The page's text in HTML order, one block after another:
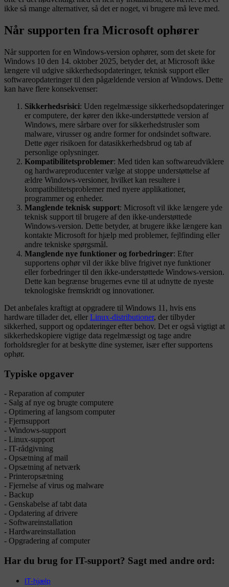
ikke så mange alternativer, så det er noget, vi brugere må leve med.
Når supporten fra Microsoft ophører
Når supporten for en Windows-version ophører, som det skete for
Windows 10 den 14. oktober 2025, betyder det, at Microsoft ikke
længere vil udgive sikkerhedsopdateringer, teknisk support eller
softwareopdateringer til den pågældende version af Windows. Dette
kan have flere konsekvenser:
Sikkerhedsrisici: Uden regelmæssige sikkerhedsopdateringer
er computere, der kører den ikke-understøttede version af
Windows, mere sårbare over for sikkerhedstrusler som
malware, virusser og andre former for ondsindet software.
Dette øger risikoen for datasikkerhedsbrud og tab af
personlige oplysninger.
Kompatibilitetsproblemer: Med tiden kan softwareudviklere
og hardwareproducenter vælge at stoppe understøttelse af
ældre Windows-versioner, hvilket kan resultere i
kompatibilitetsproblemer med nyere applikationer,
programmer og enheder.
Manglende teknisk support: Microsoft vil ikke længere yde
teknisk support til brugere af den ikke-understøttede
Windows-version. Dette betyder, at brugere ikke længere kan
kontakte Microsoft for hjælp med problemer, fejlfinding eller
andre tekniske spørgsmål.
Manglende nye funktioner og forbedringer: Efter
supportens ophør vil der ikke blive frigivet nye funktioner
eller forbedringer til den ikke-understøttede Windows-version.
Dette kan begrænse brugernes evne til at udnytte de nyeste
teknologiske fremskridt og innovationer.
Det anbefales kraftigt at opgradere til Windows 11, hvis ens
hardware tillader det, eller Linux-distributioner, der tilbyder
sikkerhed, support og opdateringer efter behov. Det er også vigtigt at
sikkerhedskopiere vigtige data regelmæssigt og tage andre
forholdsregler for at beskytte dine systemer, især efter supportens
ophør.
Typiske opgaver
- Reparation af computer
- Salg af nye og brugte computere
- Optimering af langsom computer
- Fjernsupport
- Windows-support
- Linux-support
- IT-rådgivning
- Opsætning af mail
- Opsætning af netværk
- Printeropsætning
- Fjernelse af virus og malware
- Backup
- Genskabelse af tabt data
- Opdatering af drivere
- Softwareinstallation
- Hardwareinstallation
- Opgradering af computer
Har du brug for IT-support? Sagt med andre ord:
IT-hjælp